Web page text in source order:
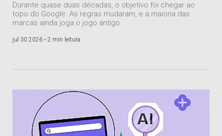
Durante quase duas décadas, o objetivo foi chegar ao
topo do Google. As regras mudaram, e a maioria das
marcas ainda joga o jogo antigo.
jul 30 2026 • 2 min leitura